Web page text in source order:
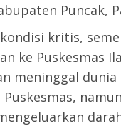
Puncak,
kritis,
ke Puskesmas
meninggal